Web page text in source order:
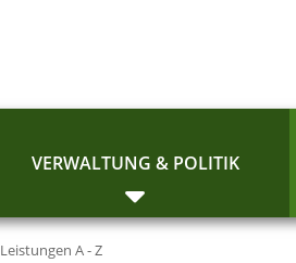
VERWALTUNG & POLITIK
Leistungen A - Z